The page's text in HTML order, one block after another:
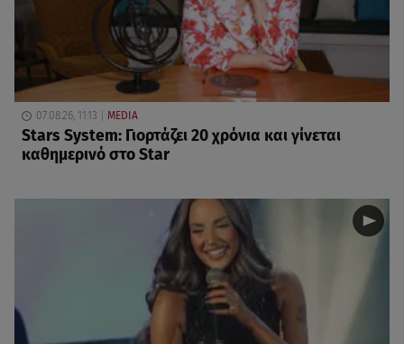
07.08.26, 11:13 MEDIA
Stars System: Γιορτάζει 20 χρόνια και γίνεται
καθημερινό στο Star